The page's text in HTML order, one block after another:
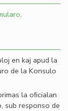
.
en kaj apud la
de la Konsulo
la oﬁcialan
sub responso de